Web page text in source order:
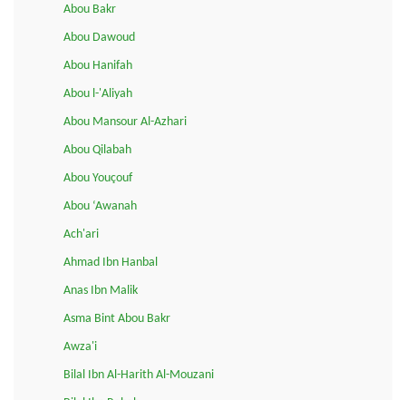
Abou Bakr
Abou Dawoud
Abou Hanifah
Abou l-'Aliyah
Abou Mansour Al-Azhari
Abou Qilabah
Abou Youçouf
Abou ‘Awanah
Ach'ari
Ahmad Ibn Hanbal
Anas Ibn Malik
Asma Bint Abou Bakr
Awza'i
Bilal Ibn Al-Harith Al-Mouzani